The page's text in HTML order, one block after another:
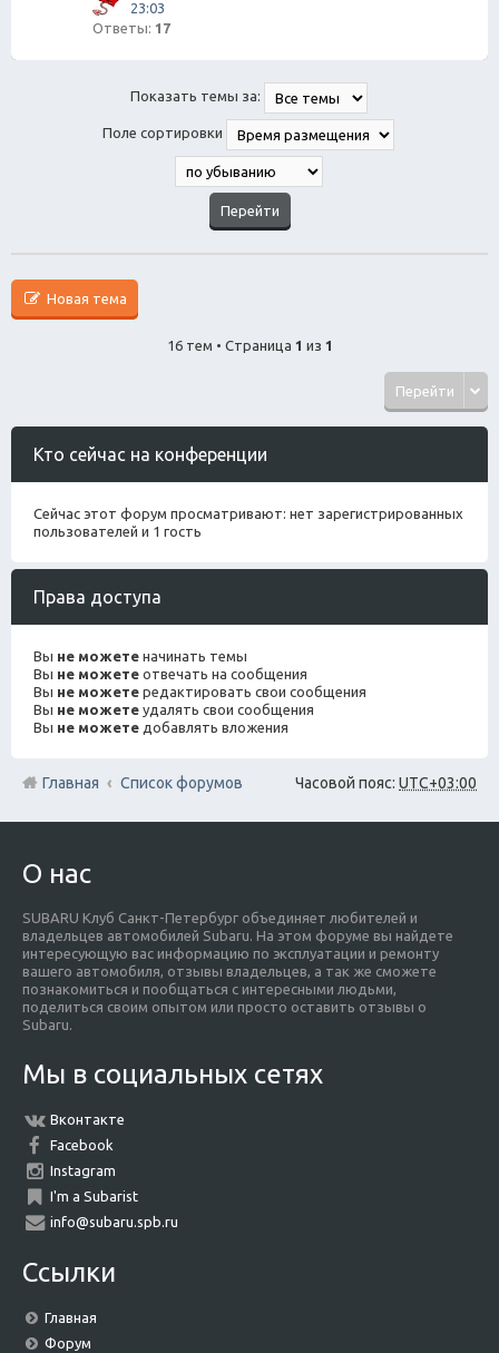
23:03
Ответы: 17
Показать темы за:
Поле сортировки
Новая тема
16 тем • Страница 1 из 1
Перейти
Кто сейчас на конференции
Сейчас этот форум просматривают: нет зарегистрированных
пользователей и 1 гость
Права доступа
Вы не можете начинать темы
Вы не можете отвечать на сообщения
Вы не можете редактировать свои сообщения
Вы не можете удалять свои сообщения
Вы не можете добавлять вложения
Часовой пояс: UTC+03:00
Главная Список форумов
О нас
SUBARU Клуб Санкт-Петербург объединяет любителей и
владельцев автомобилей Subaru. На этом форуме вы найдете
интересующую вас информацию по эксплуатации и ремонту
вашего автомобиля, отзывы владельцев, а так же сможете
познакомиться и пообщаться с интересными людьми,
поделиться своим опытом или просто оставить отзывы о
Subaru.
Мы в социальных сетях
Вконтакте
Facebook
Instagram
I'm a Subarist
info@subaru.spb.ru
Ссылки
Главная
Форум